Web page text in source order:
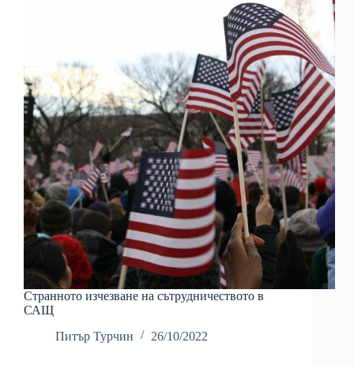
Странното изчезване на сътрудничеството в
САЩ
Питър Турчин
26/10/2022